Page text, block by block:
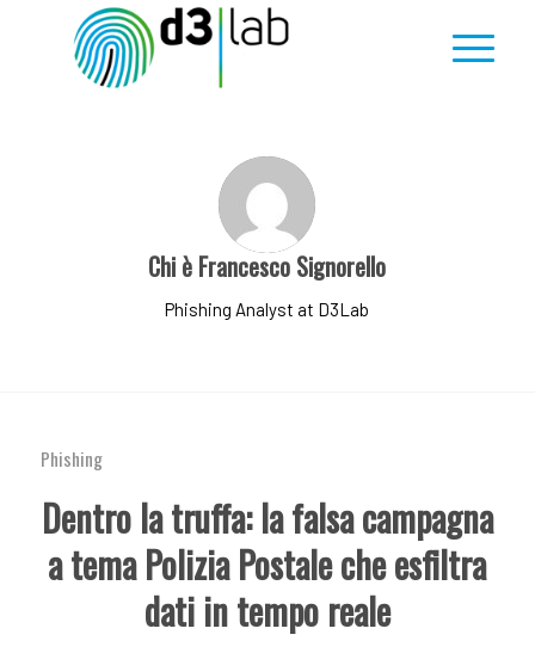
Chi è Francesco Signorello
Phishing Analyst at D3Lab
Phishing
Dentro la truffa: la falsa campagna
a tema Polizia Postale che esfiltra
dati in tempo reale